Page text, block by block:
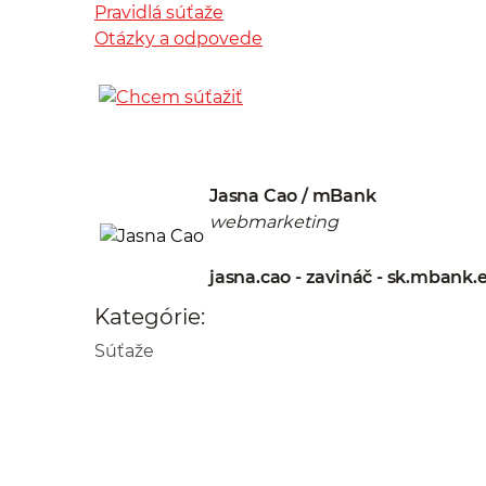
Pravidlá súťaže
Otázky a odpovede
Jasna Cao / mBank
webmarketing
jasna.cao - zavináč -
Kategórie:
Súťaže